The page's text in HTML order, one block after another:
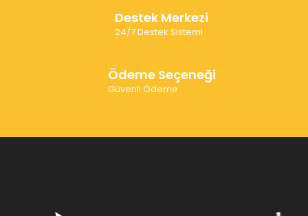
Destek Merkezi
24/7 Destek Sistemi
Ödeme Seçeneği
Güvenli Ödeme